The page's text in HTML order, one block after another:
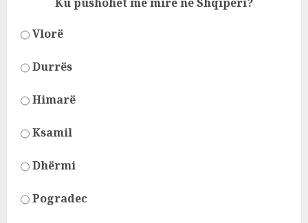
Ku pushohet më mirë në Shqipëri?
Vlorë
Durrës
Himarë
Ksamil
Dhërmi
Pogradec